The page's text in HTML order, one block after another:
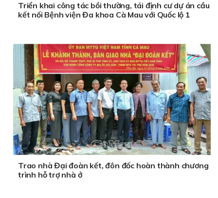
Triển khai công tác bồi thường, tái định cư dự án cầu
kết nối Bệnh viện Đa khoa Cà Mau với Quốc lộ 1
Trao nhà Đại đoàn kết, đôn đốc hoàn thành chương
trình hỗ trợ nhà ở